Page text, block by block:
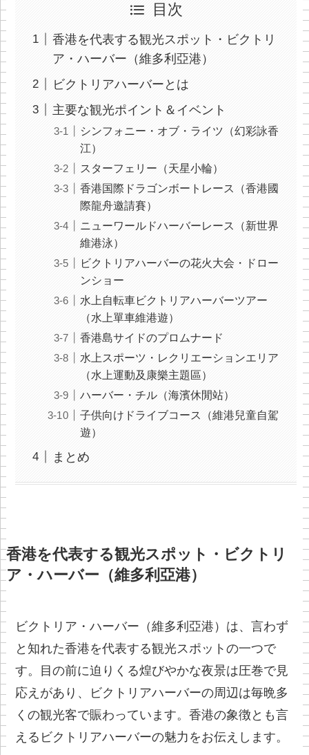
目次
香港を代表する観光スポット・ビクトリ
ア・ハーバー（維多利亞港）
ビクトリアハーバーとは
主要な観光ポイント＆イベント
シンフォニー・オブ・ライツ（幻彩詠香
江）
スターフェリー（天星小輪）
香港国際ドラゴンボートレース（香港國
際龍舟邀請賽）
ニューワールドハーバーレース（新世界
維港泳）
ビクトリアハーバーの花火大会・ドロー
ンショー
水上自転車ビクトリアハーバーツアー
（水上單車維港遊）
香港島サイドのプロムナード
水上スポーツ・レクリエーションエリア
（水上運動及康樂主題區）
ハーバー・チル（海濱休閒站）
子供向けドライブコース（維港兒童自駕
遊）
まとめ
香港を代表する観光スポット・ビクトリ
ア・ハーバー（維多利亞港）
ビクトリア・ハーバー（維多利亞港）は、言わず
と知れた香港を代表する観光スポットの一つで
す。目の前に迫りくる煌びやかな夜景は圧巻で見
応えがあり、ビクトリアハーバーの周辺は毎晩多
くの観光客で賑わっています。香港の象徴とも言
えるビクトリアハーバーの魅力をお伝えします。